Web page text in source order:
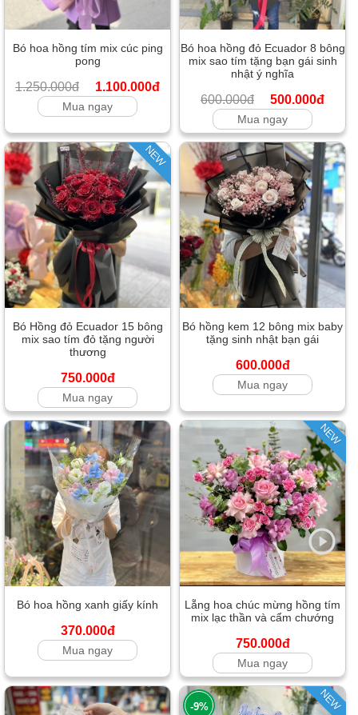
Bó hoa hồng tím mix cúc ping
pong
1.250.000đ 1.100.000đ
Mua ngay
Bó hoa hồng đỏ Ecuador 8 bông
mix sao tím tặng bạn gái sinh
nhật ý nghĩa
600.000đ 500.000đ
Mua ngay
NEW
Bó Hồng đỏ Ecuador 15 bông
mix sao tím đỏ tặng người
thương
750.000đ
Mua ngay
Bó hồng kem 12 bông mix baby
tặng sinh nhật bạn gái
600.000đ
Mua ngay
Bó hoa hồng xanh giấy kính
370.000đ
Mua ngay
NEW
Lẵng hoa chúc mừng hồng tím
mix lạc thần và cẩm chướng
750.000đ
Mua ngay
NEW
-9%